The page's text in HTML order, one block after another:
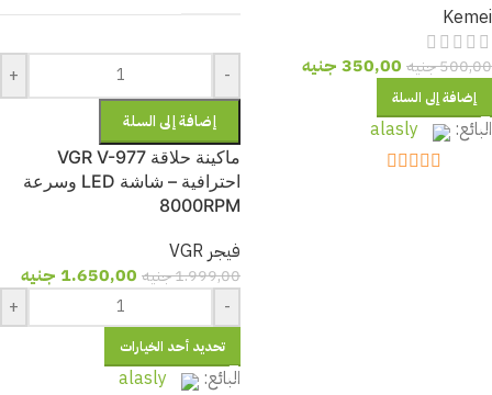
Kemei
500,00جنيه 350,00 جنيه
إضافة إلى السلة
البائع: alasly
-
+
إضافة إلى السلة
ماكينة حلاقة VGR V-977
احترافية – شاشة LED وسرعة
8000RPM
فيجر VGR
1.999,00جنيه 1.650,00 جنيه
-
+
تحديد أحد الخيارات
البائع: alasly